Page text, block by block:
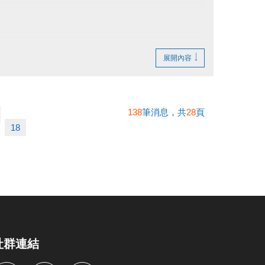
展開內容
18
138筆消息，共28頁
群連結